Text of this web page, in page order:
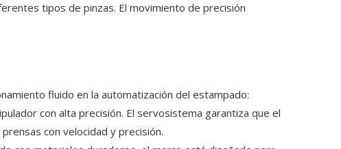
tipos de pinzas. El movimiento de precisión
fluido en la automatización del estampado:
con alta precisión. El servosistema garantiza que el
con velocidad y precisión.